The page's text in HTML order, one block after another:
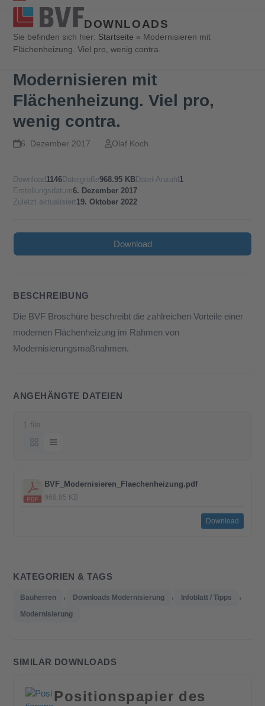
Open
mobile
menu
Close
mobile
menu
DOWNLOADS
Sie befinden sich hier: Startseite » Modernisieren mit
Flächenheizung. Viel pro, wenig contra.
Modernisieren mit
Flächenheizung. Viel pro,
wenig contra.
6. Dezember 2017 Olaf Koch
Download 1146 Dateigröße968.95 KB Datei-Anzahl 1
Erstellungsdatum6. Dezember 2017
Zuletzt aktualisiert19. Oktober 2022
Download
BESCHREIBUNG
Die BVF Broschüre beschreibt die zahlreichen Vorteile einer
modernen Flächenheizung im Rahmen von
Modernisierungsmaßnahmen.
ANGEHÄNGTE DATEIEN
1 file
BVF_Modernisieren_Flaechenheizung.pdf
968.95 KB
Download
KATEGORIEN & TAGS
Bauherren , Downloads Modernisierung , Infoblatt / Tipps ,
Modernisierung
SIMILAR DOWNLOADS
Positionspapier des